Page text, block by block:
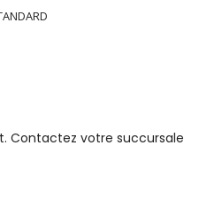
Contactez votre succursale